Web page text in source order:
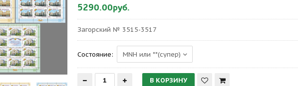
5290.00руб.
Загорский № 3515-3517
Состояние: